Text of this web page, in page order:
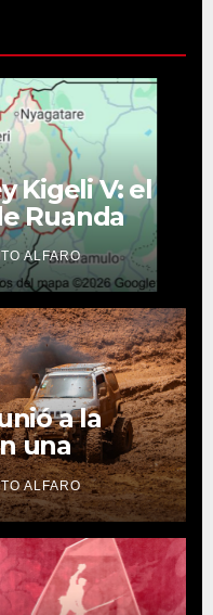
Kigeli V: el
Ruanda
ALFARO
a la
una
y
ALFARO